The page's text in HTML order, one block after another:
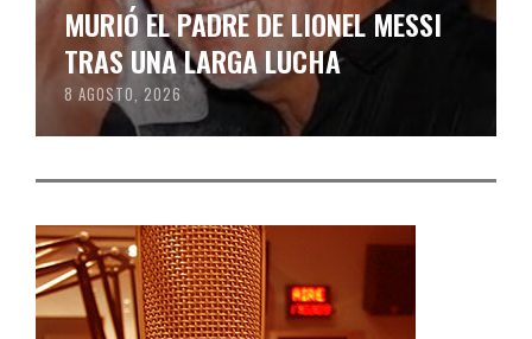
MURIÓ EL PADRE DE LIONEL MESSI
TRAS UNA LARGA LUCHA
8 AGOSTO, 2026